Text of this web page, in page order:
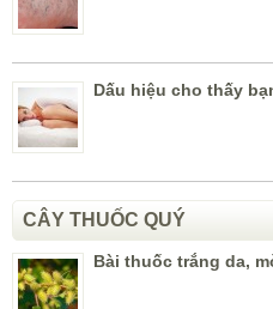
Dấu hiệu cho thấy
CÂY THUỐC QUÝ
Bài thuốc trắng da,